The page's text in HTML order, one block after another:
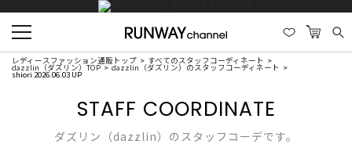
レディースファッション通販トップ すべてのスタッフコーディネート
dazzlin（ダズリン）TOP dazzlin（ダズリン）のスタッフコーディネート
shiori 2026.06.03 UP
STAFF COORDINATE
ダズリン（dazzlin）のスタッフコーデです。